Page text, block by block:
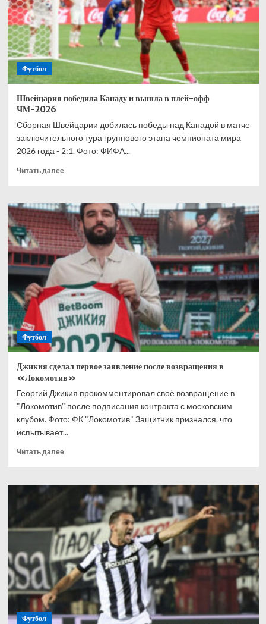
сопернику
в
матче
любительской
лиги
Футбол
Швейцария победила Канаду и вышла в плей-офф
ЧМ-2026
Сборная Швейцарии добилась победы над Канадой в матче
заключительного тура группового этапа чемпионата мира
2026 года - 2:1. Фото: ФИФА...
Читать далееПрочитать
Швейцария
победила
Канаду
и
вышла
в
плей-
офф
ЧМ-2026
Футбол
Джикия сделал первое заявление после возвращения в
«Локомотив»
Георгий Джикия прокомментировал своё возвращение в
"Локомотив" после подписания контракта с московским
клубом. Фото: ФК "Локомотив" Защитник признался, что
испытывает...
Читать далееПрочитать
Джикия
сделал
первое
заявление
после
возвращения
в
«Локомотив»
Футбол